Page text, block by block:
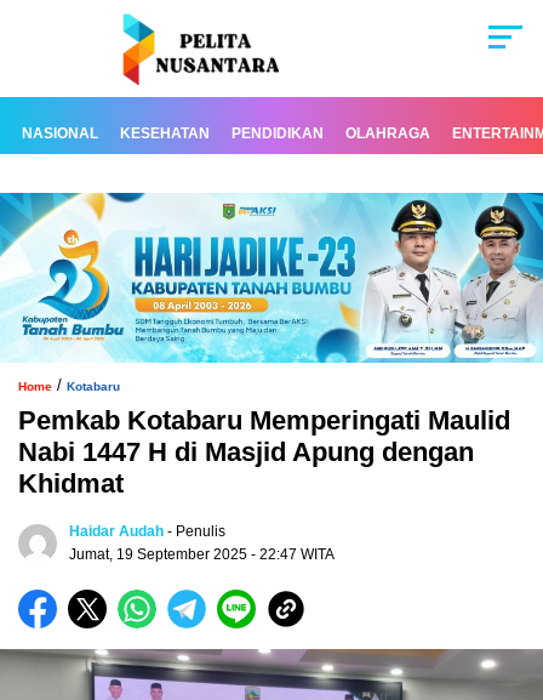
NASIONAL KESEHATAN PENDIDIKAN OLAHRAGA
Home / Kotabaru
Pemkab Kotabaru Memperingati Maulid
Nabi 1447 H di Masjid Apung dengan
Khidmat
Haidar Audah - Penulis
Jumat, 19 September 2025 - 22:47 WITA